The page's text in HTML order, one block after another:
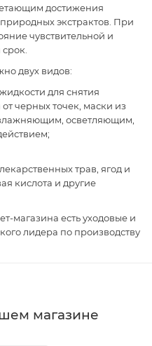
достижения
экстрактов. При
чувствительной и
двух видов:
для снятия
черных точек, маски из
осветляющим,
трав, ягод и
кислота и другие
магазина есть уходовые и
лидера по производству
магазине